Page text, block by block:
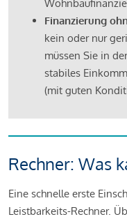
Finanzierung
kein oder nur
müssen Sie in
stabiles
(mit guten
Rechner: Was
Eine schnelle erste
Leistbarkeits-Rechner.